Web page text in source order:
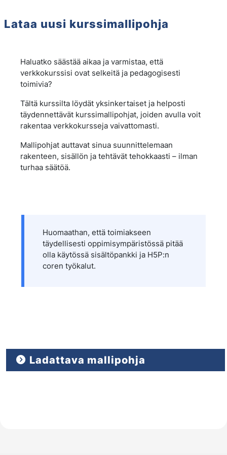
Lataa uusi kurssimallipohja
Haluatko säästää aikaa ja varmistaa, että
verkkokurssisi ovat selkeitä ja pedagogisesti
toimivia?
Tältä kurssilta löydät yksinkertaiset ja helposti
täydennettävät kurssimallipohjat, joiden avulla voit
rakentaa verkkokursseja vaivattomasti.
Mallipohjat auttavat sinua suunnittelemaan
rakenteen, sisällön ja tehtävät tehokkaasti – ilman
turhaa säätöä.
Huomaathan, että toimiakseen
täydellisesti oppimisympäristössä pitää
olla käytössä sisältöpankki ja H5P:n
coren työkalut.
Close
Ladattava mallipohja